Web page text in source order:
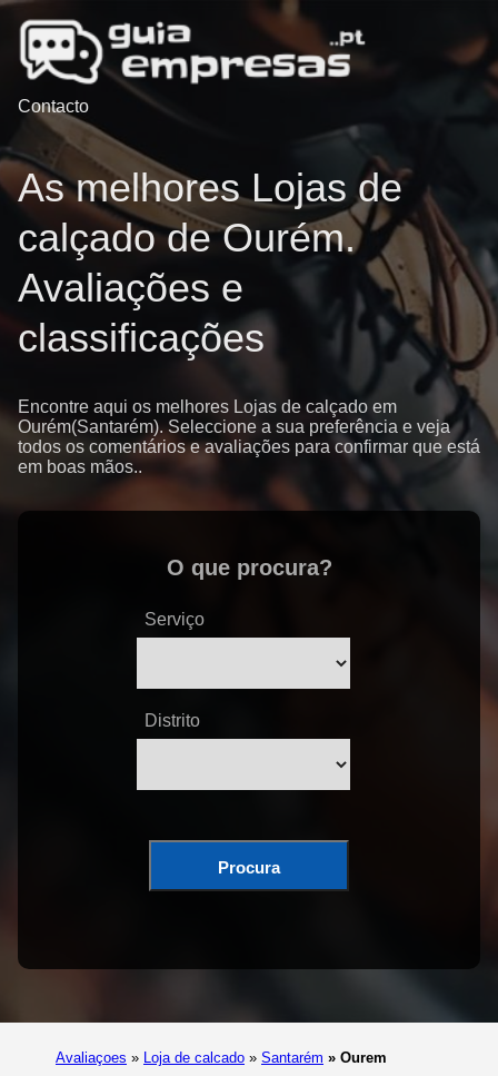
Contacto
As melhores Lojas de
calçado de Ourém.
Avaliações e
classificações
Encontre aqui os melhores Lojas de calçado em
Ourém(Santarém). Seleccione a sua preferência e veja
todos os comentários e avaliações para confirmar que está
em boas mãos..
O que procura?
Serviço
Distrito
Procura
Avaliaçoes » Loja de calcado » Santarém » Ourem